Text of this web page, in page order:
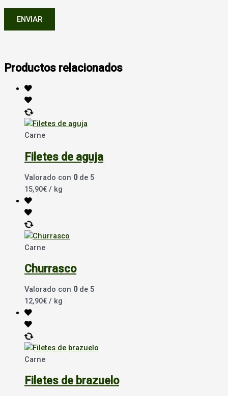
Productos relacionados
Carne
Filetes de aguja
Valorado con 0de 5
15,90€ / kg
Carne
Churrasco
Valorado con 0de 5
12,90€ / kg
Carne
Filetes de brazuelo